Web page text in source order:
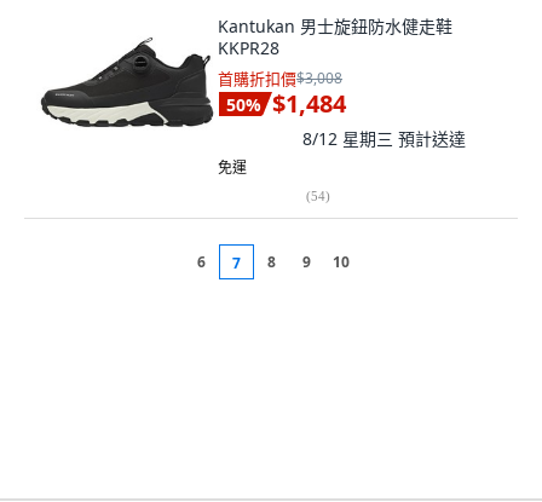
Kantukan 男士旋鈕防水健走鞋
KKPR28
首購折扣價$3,008
50% $1,484
8/12 星期三 預計送達
免運
(54)
6 7 8 9 10